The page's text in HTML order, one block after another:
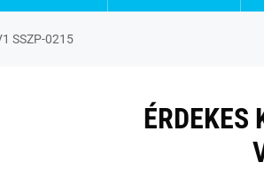
SSZP-0215
ÉRDEKES